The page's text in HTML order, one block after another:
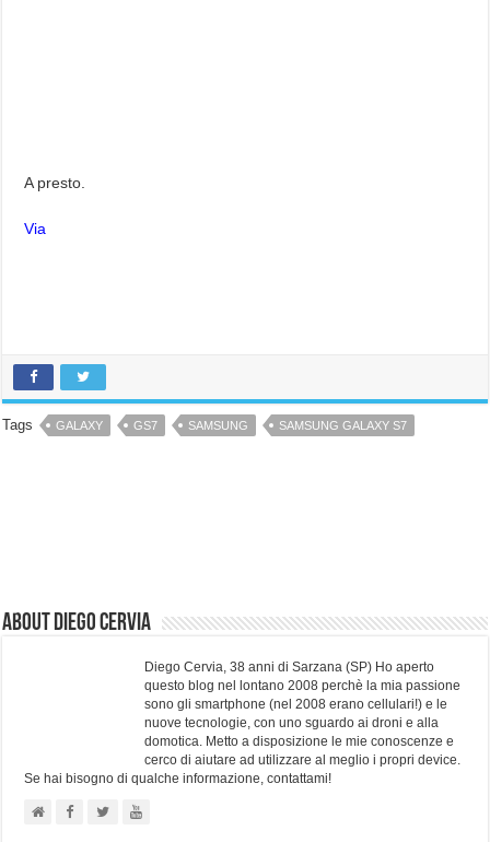
A presto.
Via
Tags GALAXY GS7 SAMSUNG SAMSUNG GALAXY S7
About Diego Cervia
Diego Cervia, 38 anni di Sarzana (SP) Ho aperto
questo blog nel lontano 2008 perchè la mia passione
sono gli smartphone (nel 2008 erano cellulari!) e le
nuove tecnologie, con uno sguardo ai droni e alla
domotica. Metto a disposizione le mie conoscenze e
cerco di aiutare ad utilizzare al meglio i propri device.
Se hai bisogno di qualche informazione, contattami!